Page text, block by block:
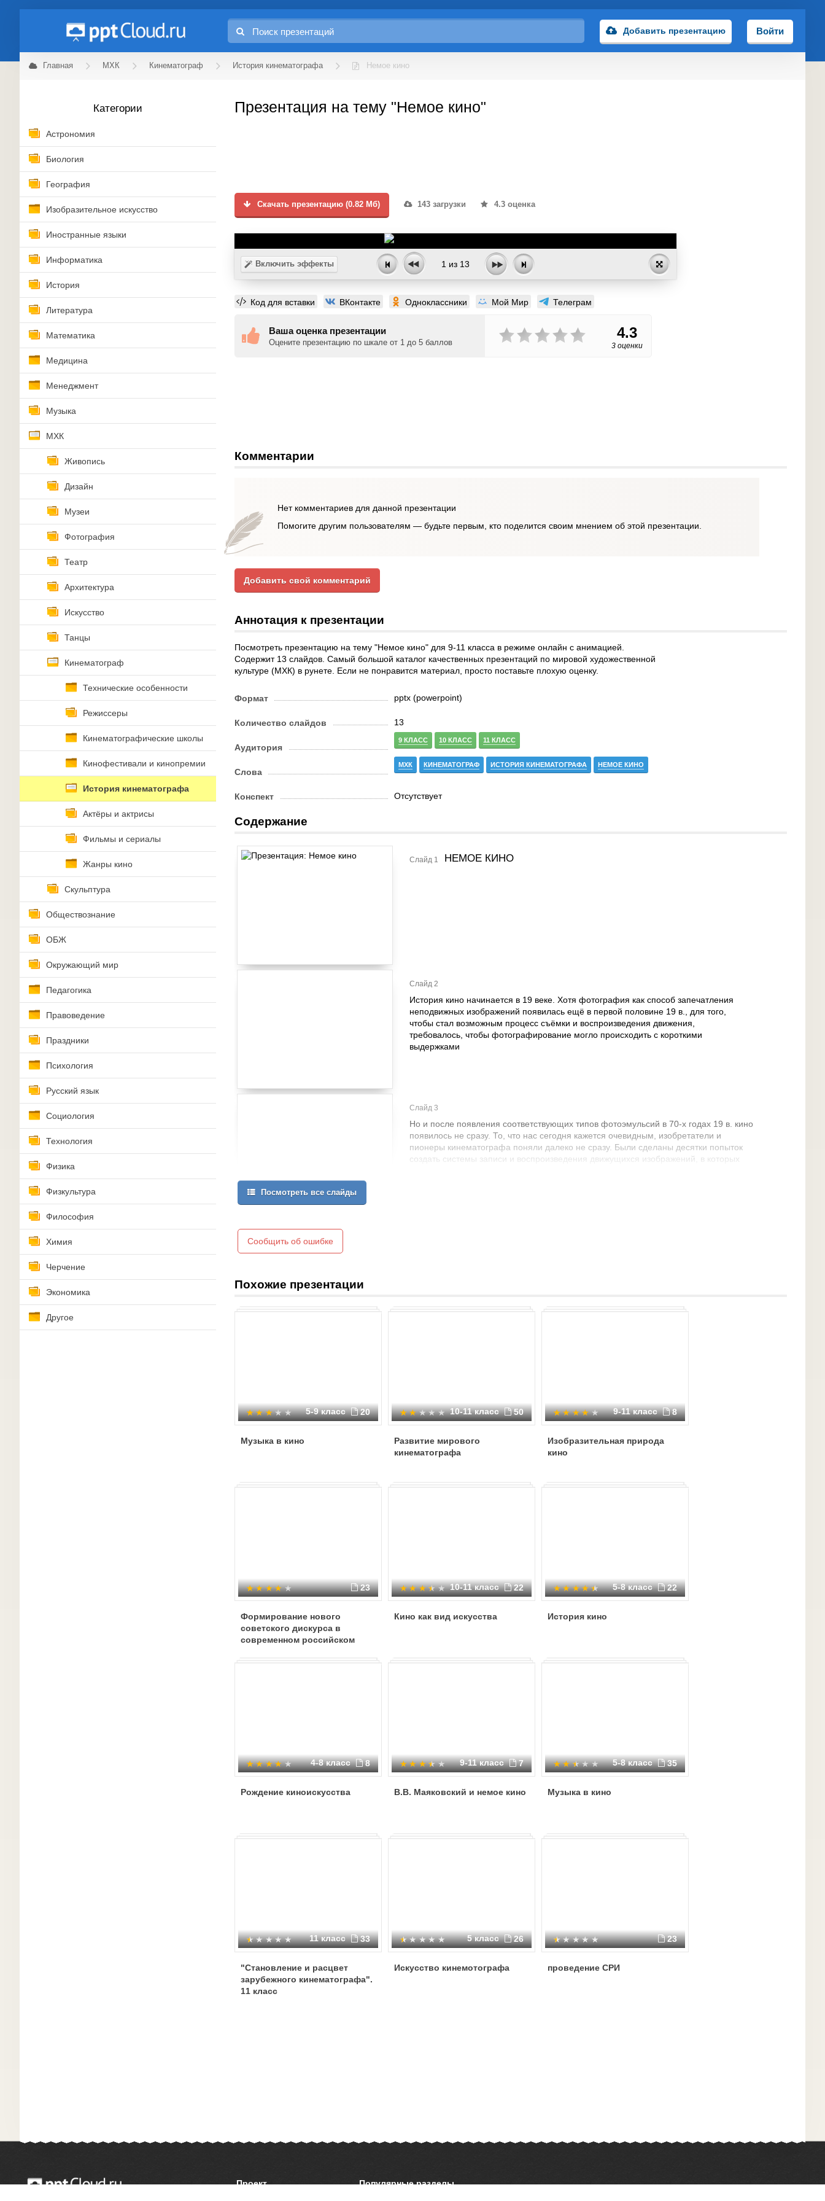
Добавить презентацию Войти
Главная МХК Кинематограф История кинематографа Немое кино
Категории
Астрономия
Биология
География
Изобразительное искусство
Иностранные языки
Информатика
История
Литература
Математика
Медицина
Менеджмент
Музыка
МХК
Живопись
Дизайн
Музеи
Фотография
Театр
Архитектура
Искусство
Танцы
Кинематограф
Технические особенности
Режиссеры
Кинематографические школы
Кинофестивали и кинопремии
История кинематографа
Актёры и актрисы
Фильмы и сериалы
Жанры кино
Скульптура
Обществознание
ОБЖ
Окружающий мир
Педагогика
Правоведение
Праздники
Психология
Русский язык
Социология
Технология
Физика
Физкультура
Философия
Химия
Черчение
Экономика
Другое
Презентация на тему "Немое кино"
Скачать презентацию (0.82 Мб) 143 загрузки 4.3 оценка
Включить эффекты 1 из 13
Код для вставки ВКонтакте Одноклассники Мой Мир Телеграм
Ваша оценка презентации
Оцените презентацию по шкале от 1 до 5 баллов
4.3
3 оценки
Комментарии
Нет комментариев для данной презентации
Помогите другим пользователям — будьте первым, кто поделится своим мнением об этой презентации.
Добавить свой комментарий
Аннотация к презентации
Посмотреть презентацию на тему "Немое кино" для 9-11 класса в режиме онлайн с анимацией.
Содержит 13 слайдов. Самый большой каталог качественных презентаций по мировой художественной
культуре (МХК) в рунете. Если не понравится материал, просто поставьте плохую оценку.
Формат pptx (powerpoint)
Количество слайдов 13
Аудитория
9 КЛАСС 10 КЛАСС 11 КЛАСС
Слова
МХК КИНЕМАТОГРАФ ИСТОРИЯ КИНЕМАТОГРАФА НЕМОЕ КИНО
Конспект Отсутствует
Содержание
Слайд 1 НЕМОЕ КИНО
Слайд 2
История кино начинается в 19 веке. Хотя фотография как способ запечатления
неподвижных изображений появилась ещё в первой половине 19 в., для того,
чтобы стал возможным процесс съёмки и воспроизведения движения,
требовалось, чтобы фотографирование могло происходить с короткими
выдержками
Слайд 3
Но и после появления соответствующих типов фотоэмульсий в 70-х годах 19 в. кино
появилось не сразу. То, что нас сегодня кажется очевидным, изобретатели и
пионеры кинематографа поняли далеко не сразу. Были сделаны десятки попыток
создать системы записи и воспроизведения движущихся изображений, в которых
Посмотреть все слайды
Сообщить об ошибке
Похожие презентации
5-9 класс 20
Музыка в кино
10-11 класс 50
Развитие мирового
кинематографа
9-11 класс 8
Изобразительная природа
кино
23
Формирование нового
советского дискурса в
современном российском
10-11 класс 22
Кино как вид искусства
5-8 класс 22
История кино
4-8 класс 8
Рождение киноискусства
9-11 класс 7
В.В. Маяковский и немое кино
5-8 класс 35
Музыка в кино
11 класс 33
"Становление и расцвет
зарубежного кинематографа".
11 класс
5 класс 26
Искусство кинемотографа
23
проведение СРИ
Проект
Популярные разделы